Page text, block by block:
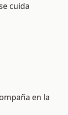
cuida
en la